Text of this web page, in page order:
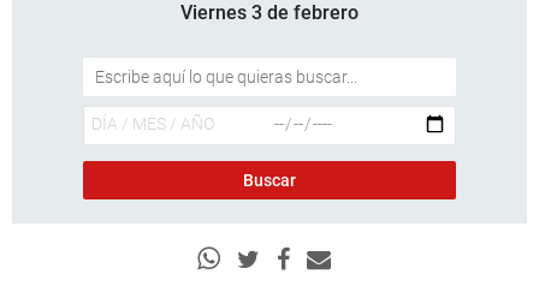
Viernes 3 de febrero